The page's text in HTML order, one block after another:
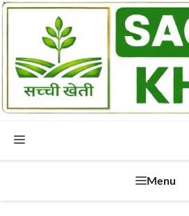
Skip
to
content
Menu
Menu